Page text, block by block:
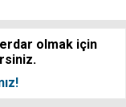
olmak için